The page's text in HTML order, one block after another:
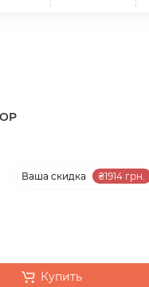
Ваша cкидка ₴1914 грн.
Купить